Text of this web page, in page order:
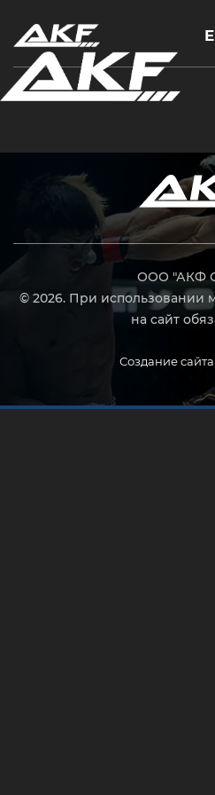
ООО "АКФ
© 2026. При использовании
на сайт
Создание
Нажмите Enter для поиска или